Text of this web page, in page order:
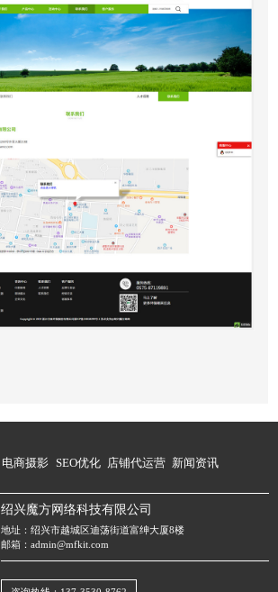
电商摄影 SEO优化 店铺代运营 新闻资讯
绍兴魔方网络科技有限公司
地址：绍兴市越城区迪荡街道富绅大厦8楼
邮箱：admin@mfkit.com